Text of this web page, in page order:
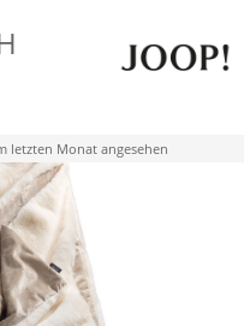
letzten Monat angesehen